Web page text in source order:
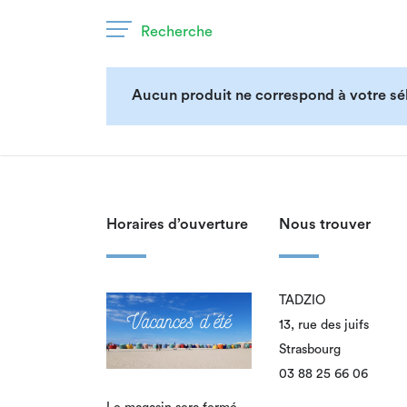
Recherche
Aucun produit ne correspond à votre
Horaires d’ouverture Nous trouver
TADZIO
13, rue des juifs
Strasbourg
03 88 25 66 06